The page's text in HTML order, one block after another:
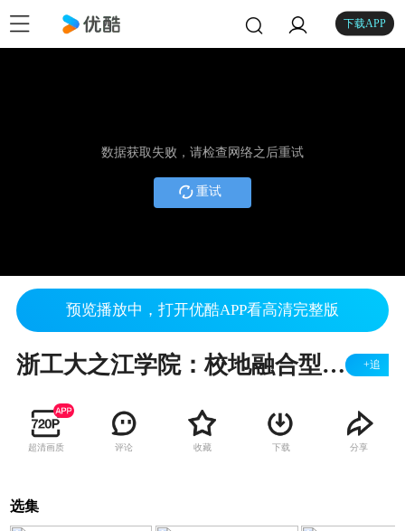
下载APP
数据获取失败，请检查网络之后重试
重试
预览播放中，打开优酷APP看高清完整版
浙工大之江学院：校地融合型党建 绘就乡村共富新篇章 +追
超清画质 评论 收藏 下载 分享
选集